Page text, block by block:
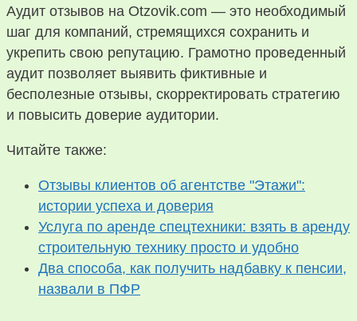
Аудит отзывов на Otzovik.com — это необходимый
шаг для компаний, стремящихся сохранить и
укрепить свою репутацию. Грамотно проведенный
аудит позволяет выявить фиктивные и
бесполезные отзывы, скорректировать стратегию
и повысить доверие аудитории.
Читайте также:
Отзывы клиентов об агентстве "Этажи":
истории успеха и доверия
Услуга по аренде спецтехники: взять в аренду
строительную технику просто и удобно
Два способа, как получить надбавку к пенсии,
назвали в ПФР